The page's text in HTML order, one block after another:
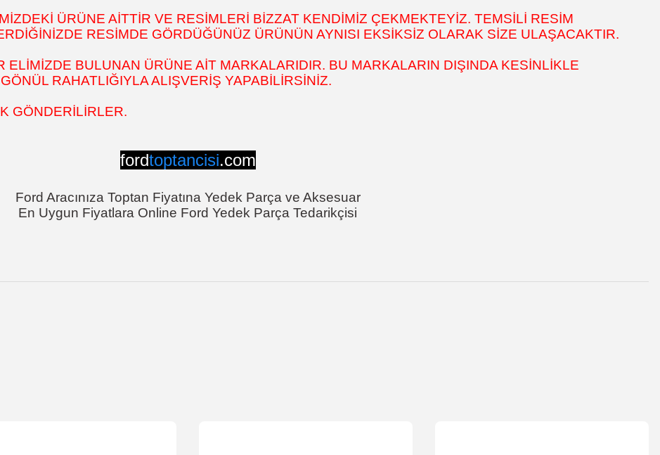
ÜRÜNE AİTTİR VE RESİMLERİ BİZZAT KENDİMİZ ÇEKMEKTEYİZ. TEMSİLİ RESİM
RESİMDE GÖRDÜĞÜNÜZ ÜRÜNÜN AYNISI EKSİKSİZ OLARAK SİZE ULAŞACAKTIR.
BULUNAN ÜRÜNE AİT MARKALARIDIR. BU MARKALARIN DIŞINDA KESİNLİKLE
RAHATLIĞIYLA ALIŞVERİŞ YAPABİLİRSİNİZ.
GÖNDERİLİRLER.
fordtoptancisi.com
Ford Aracınıza Toptan Fiyatına Yedek Parça ve Aksesuar
En Uygun Fiyatlara Online Ford Yedek Parça Tedarikçisi
konularda yetersiz gördüğünüz noktaları öneri formunu kullanarak tarafımıza iletebilirsiniz.